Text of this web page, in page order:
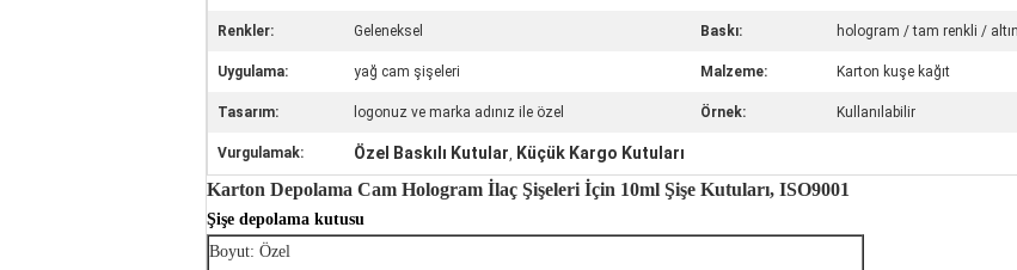
Renkler: Geleneksel Baskı: hologram / tam renkli /
Uygulama: yağ cam şişeleri Malzeme: Karton kuşe kağıt
Tasarım: logonuz ve marka adınız ile özel Örnek: Kullanılabilir
Vurgulamak: Özel Baskılı Kutular, Küçük Kargo Kutuları
Karton Depolama Cam Hologram İlaç Şişeleri İçin 10ml Şişe Kutuları, ISO9001
Şişe depolama kutusu
Boyut: Özel